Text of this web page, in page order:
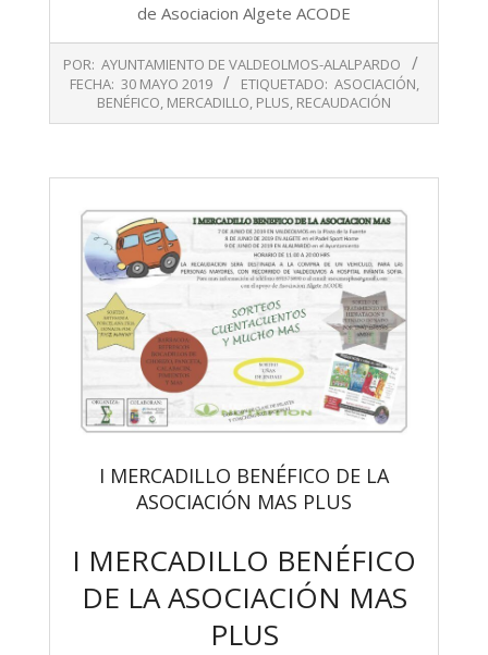
de Asociacion Algete ACODE
05-
POR: AYUNTAMIENTO DE VALDEOLMOS-ALALPARDO
FECHA: 30 MAYO 2019 ETIQUETADO: ASOCIACIÓN
BENÉFICO MERCADILLO PLUS RECAUDACIÓN
I MERCADILLO BENÉFICO DE LA
ASOCIACIÓN MAS PLUS
I MERCADILLO BENÉFICO
DE LA ASOCIACIÓN MAS
PLUS